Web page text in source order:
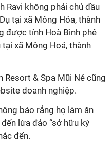
Ravi không phải chủ đầu
tại xã Mông Hóa, thành
được tỉnh Hoà Bình phê
xã Mông Hoá, thành
Resort & Spa Mũi Né cũng
doanh nghiệp.
báo rẳng họ làm ăn
lừa đảo “sở hữu kỳ
đến.